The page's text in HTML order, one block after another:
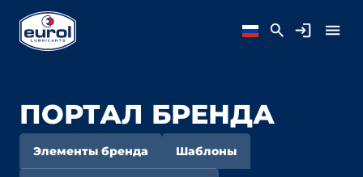
ПОРТАЛ БРЕНДА
Элементы бренда Шаблоны